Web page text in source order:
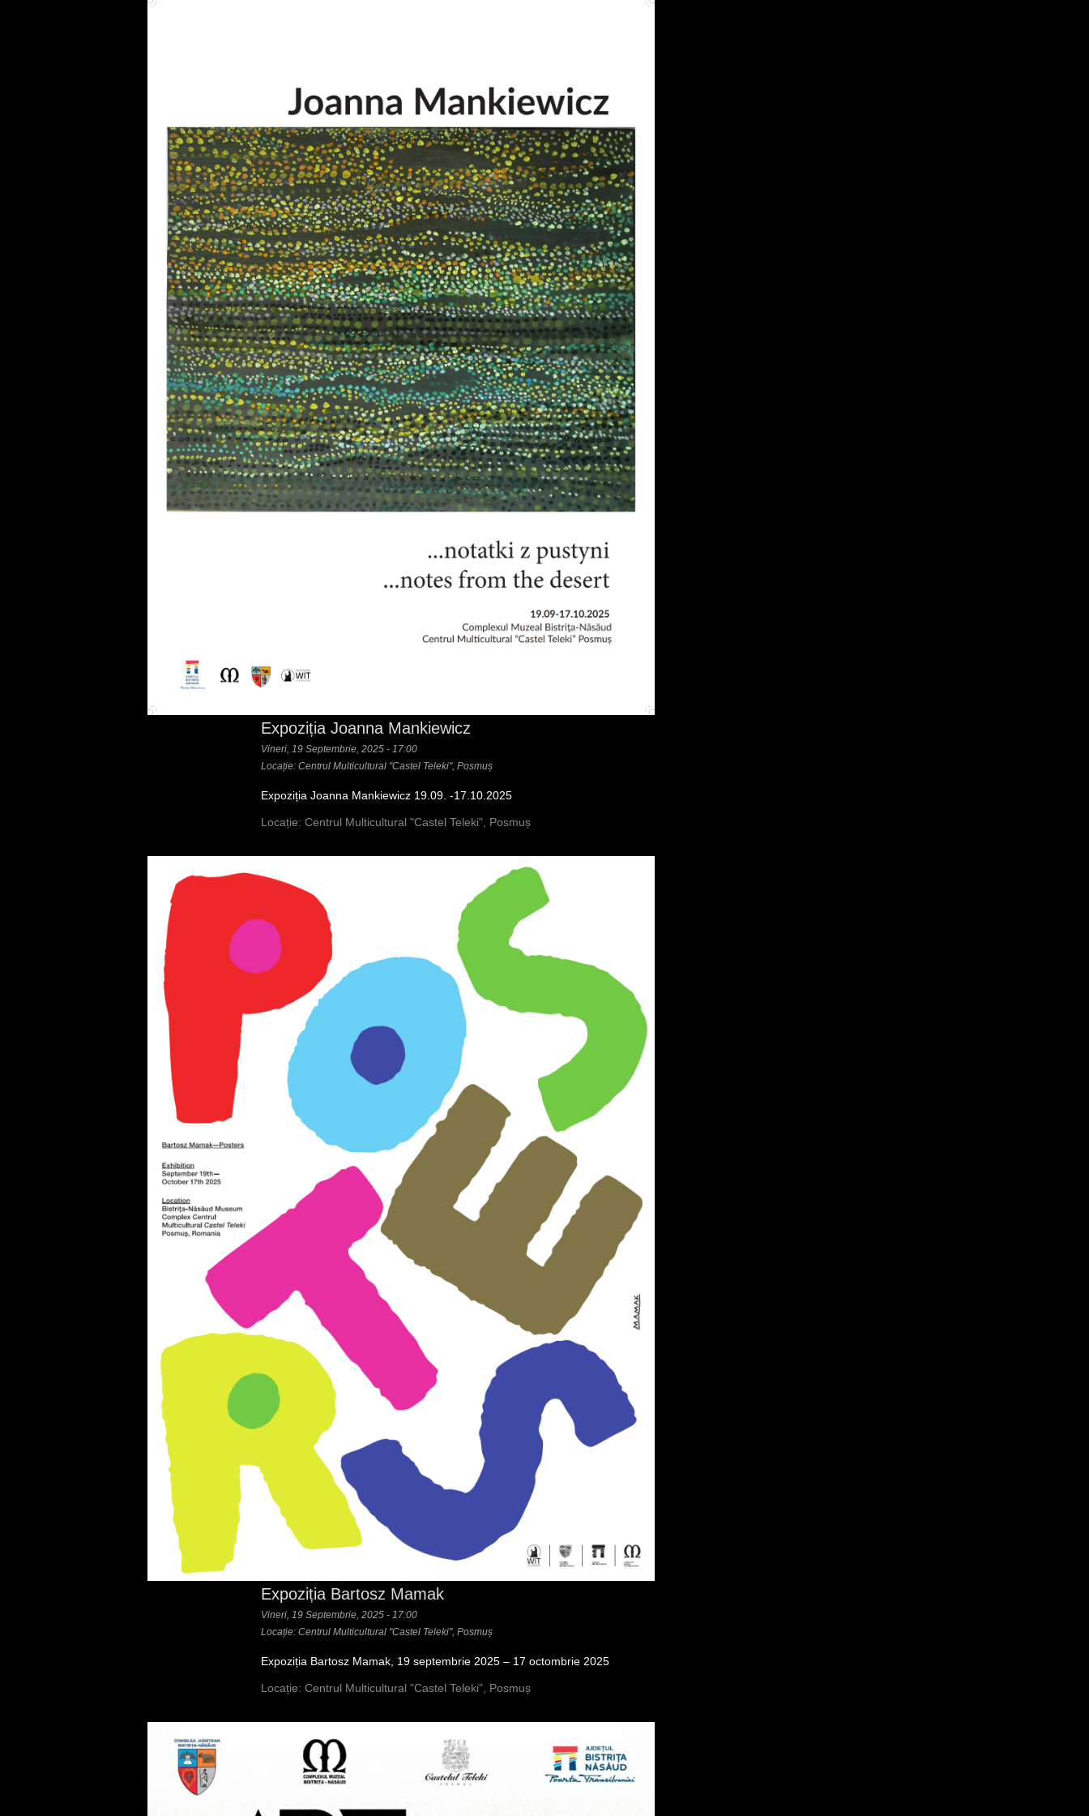
Expoziția Joanna Mankiewicz
Vineri, 19 Septembrie, 2025 - 17:00
Locație: Centrul Multicultural "Castel Teleki", Posmuș
Expoziția Joanna Mankiewicz 19.09. -17.10.2025
Locație: Centrul Multicultural "Castel Teleki", Posmuș
Expoziția Bartosz Mamak
Vineri, 19 Septembrie, 2025 - 17:00
Locație: Centrul Multicultural "Castel Teleki", Posmuș
Expoziția Bartosz Mamak, 19 septembrie 2025 – 17 octombrie 2025
Locație: Centrul Multicultural "Castel Teleki", Posmuș